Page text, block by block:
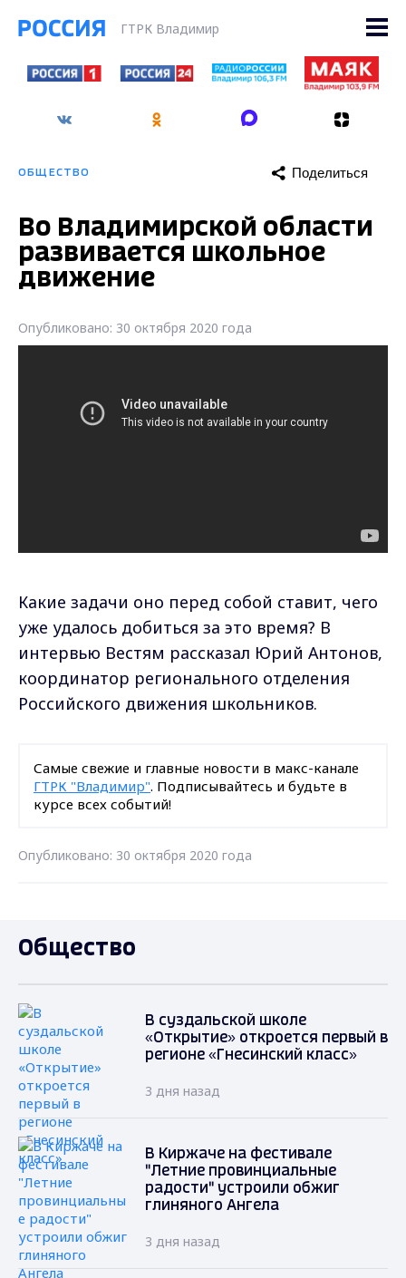
ГТРК Владимир
ОБЩЕСТВО Поделиться
Во Владимирской области
развивается школьное
движение
Опубликовано: 30 октября 2020 года
Какие задачи оно перед собой ставит, чего
уже удалось добиться за это время? В
интервью Вестям рассказал Юрий Антонов,
координатор регионального отделения
Российского движения школьников.
Самые свежие и главные новости в макс-канале
ГТРК "Владимир". Подписывайтесь и будьте в
курсе всех событий!
Опубликовано: 30 октября 2020 года
Общество
В суздальской школе
«Открытие» откроется первый в
регионе «Гнесинский класс»
3 дня назад
В Киржаче на фестивале
"Летние провинциальные
радости" устроили обжиг
глиняного Ангела
3 дня назад